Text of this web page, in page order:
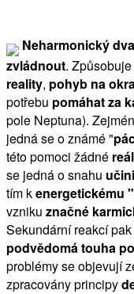
Neharmonický
zvládnout. Způsobuje
reality, pohyb na
potřebu pomáhat za
pole Neptuna).
jedná se o známé "
této pomoci žádné
se jedná o snahu
tím kenergetickému
vzniku značné
Sekundární reakcí
podvědomá touha
problémy se objevují
zpracovány principy